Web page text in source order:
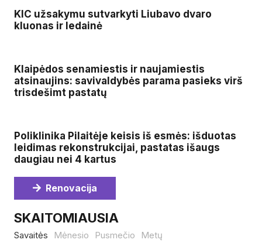
KIC užsakymu sutvarkyti Liubavo dvaro
kluonas ir ledainė
Klaipėdos senamiestis ir naujamiestis
atsinaujins: savivaldybės parama pasieks virš
trisdešimt pastatų
Poliklinika Pilaitėje keisis iš esmės: išduotas
leidimas rekonstrukcijai, pastatas išaugs
daugiau nei 4 kartus
Renovacija
SKAITOMIAUSIA
Savaitės Mėnesio Pusmečio Metų